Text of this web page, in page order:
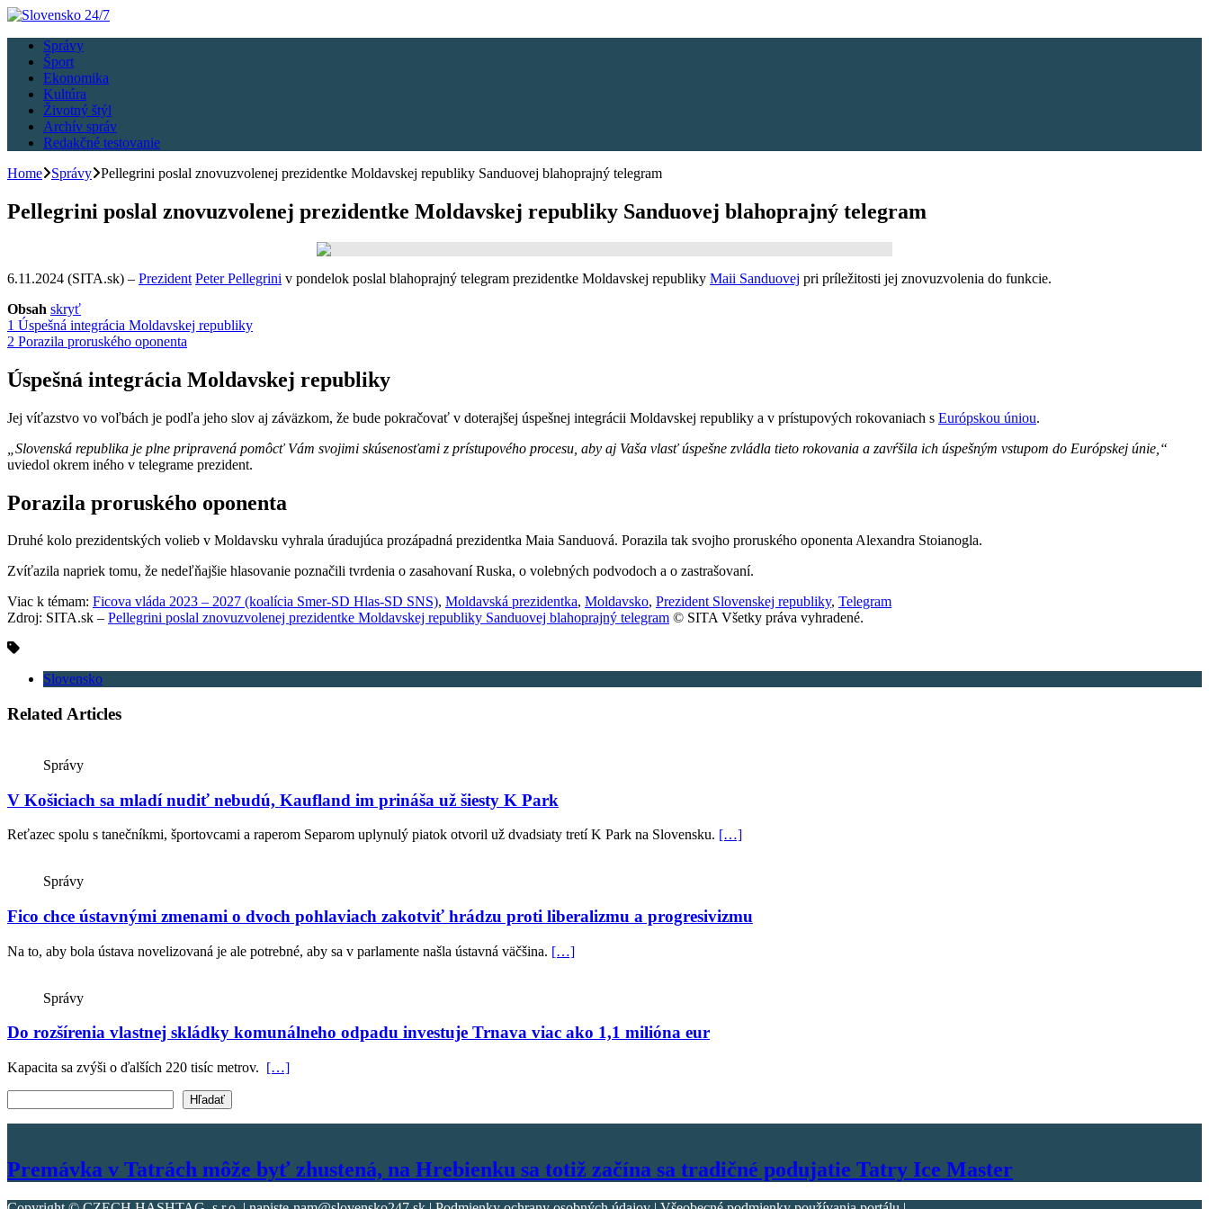
Správy
Šport
Ekonomika
Kultúra
Životný štýl
Archív správ
Redakčné testovanie
Home
Správy Pellegrini poslal znovuzvolenej prezidentke Moldavskej republiky Sanduovej blahoprajný telegram
Pellegrini poslal znovuzvolenej prezidentke Moldavskej republiky Sanduovej blahoprajný telegram
6.11.2024 (SITA.sk) – Prezident Peter Pellegrini v pondelok poslal blahoprajný telegram prezidentke Moldavskej republiky Maii Sanduovej pri príležitosti jej znovuzvolenia do funkcie.
Obsah skryť
1 Úspešná integrácia Moldavskej republiky
2 Porazila proruského oponenta
Úspešná integrácia Moldavskej republiky
Jej víťazstvo vo voľbách je podľa jeho slov aj záväzkom, že bude pokračovať v doterajšej úspešnej integrácii Moldavskej republiky a v prístupových rokovaniach s Európskou úniou.
„Slovenská republika je plne pripravená pomôcť Vám svojimi skúsenosťami z prístupového procesu, aby aj Vaša vlasť úspešne zvládla tieto rokovania a zavŕšila ich úspešným vstupom do Európskej únie,“
uviedol okrem iného v telegrame prezident.
Porazila proruského oponenta
Druhé kolo prezidentských volieb v Moldavsku vyhrala úradujúca prozápadná prezidentka Maia Sanduová. Porazila tak svojho proruského oponenta Alexandra Stoianogla.
Zvíťazila napriek tomu, že nedeľňajšie hlasovanie poznačili tvrdenia o zasahovaní Ruska, o volebných podvodoch a o zastrašovaní.
Viac k témam: Ficova vláda 2023 – 2027 (koalícia Smer-SD Hlas-SD SNS), Moldavská prezidentka, Moldavsko, Prezident Slovenskej republiky, Telegram
Zdroj: SITA.sk – Pellegrini poslal znovuzvolenej prezidentke Moldavskej republiky Sanduovej blahoprajný telegram © SITA Všetky práva vyhradené.
Slovensko
Related Articles
Správy
V Košiciach sa mladí nudiť nebudú, Kaufland im prináša už šiesty K Park
Reťazec spolu s tanečníkmi, športovcami a raperom Separom uplynulý piatok otvoril už dvadsiaty tretí K Park na Slovensku. […]
Správy
Fico chce ústavnými zmenami o dvoch pohlaviach zakotviť hrádzu proti liberalizmu a progresivizmu
Na to, aby bola ústava novelizovaná je ale potrebné, aby sa v parlamente našla ústavná väčšina. […]
Správy
Do rozšírenia vlastnej skládky komunálneho odpadu investuje Trnava viac ako 1,1 milióna eur
Kapacita sa zvýši o ďalších 220 tisíc metrov. […]
Hľadať
Premávka v Tatrách môže byť zhustená, na Hrebienku sa totiž začína sa tradičné podujatie Tatry Ice Master